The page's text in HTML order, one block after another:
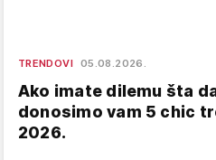
TRENDOVI 05.08.2026.
Ako imate dilemu šta
donosimo vam 5 chic
2026.